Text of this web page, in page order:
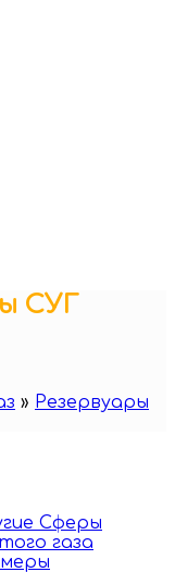
СУГ
» Резервуары
Cферы
газа